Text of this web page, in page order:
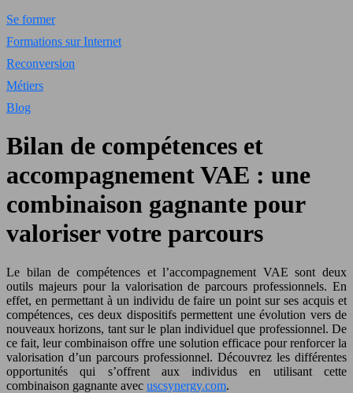
Se former
Formations sur Internet
Reconversion
Métiers
Blog
Bilan de compétences et
accompagnement VAE : une
combinaison gagnante pour
valoriser votre parcours
Le bilan de compétences et l’accompagnement VAE sont deux
outils majeurs pour la valorisation de parcours professionnels. En
effet, en permettant à un individu de faire un point sur ses acquis et
compétences, ces deux dispositifs permettent une évolution vers de
nouveaux horizons, tant sur le plan individuel que professionnel. De
ce fait, leur combinaison offre une solution efficace pour renforcer la
valorisation d’un parcours professionnel. Découvrez les différentes
opportunités qui s’offrent aux individus en utilisant cette
combinaison gagnante avec uscsynergy.com.